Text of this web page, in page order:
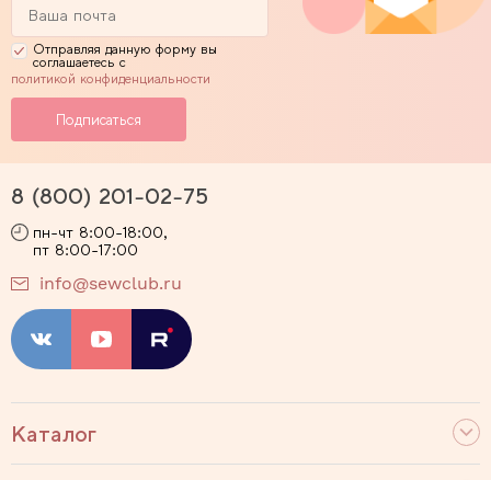
Отправляя данную форму вы
соглашаетесь с
политикой конфиденциальности
Каталог
8 (800) 201-02-75
пн-чт 8:00-18:00,
пт 8:00-17:00
info@sewclub.ru